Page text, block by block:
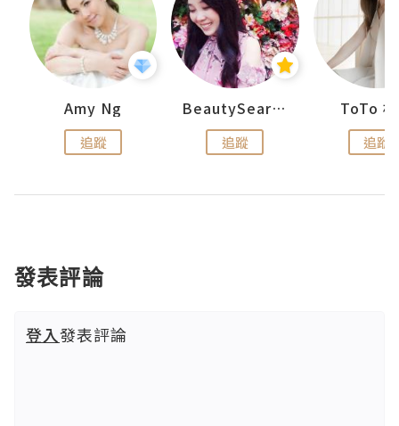
Amy Ng
追蹤
BeautySearch
追蹤
ToTo
追蹤
發表評論
登入發表評論